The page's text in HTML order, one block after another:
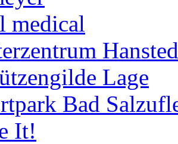
medical
Lage
Bad
It!